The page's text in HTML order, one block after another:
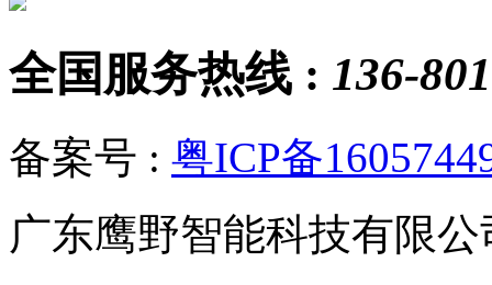
全国服务热线 : 136-
备案号 : 粤ICP备
广东鹰野智能科技有限